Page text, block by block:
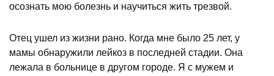
осознать мою болезнь и научиться жить трезвой.
Отец ушел из жизни рано. Когда мне было 25 лет, у
мамы обнаружили лейкоз в последней стадии. Она
лежала в больнице в другом городе. Я с мужем и